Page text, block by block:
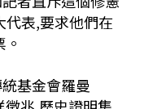
代表,要求他們在
基金會羅曼